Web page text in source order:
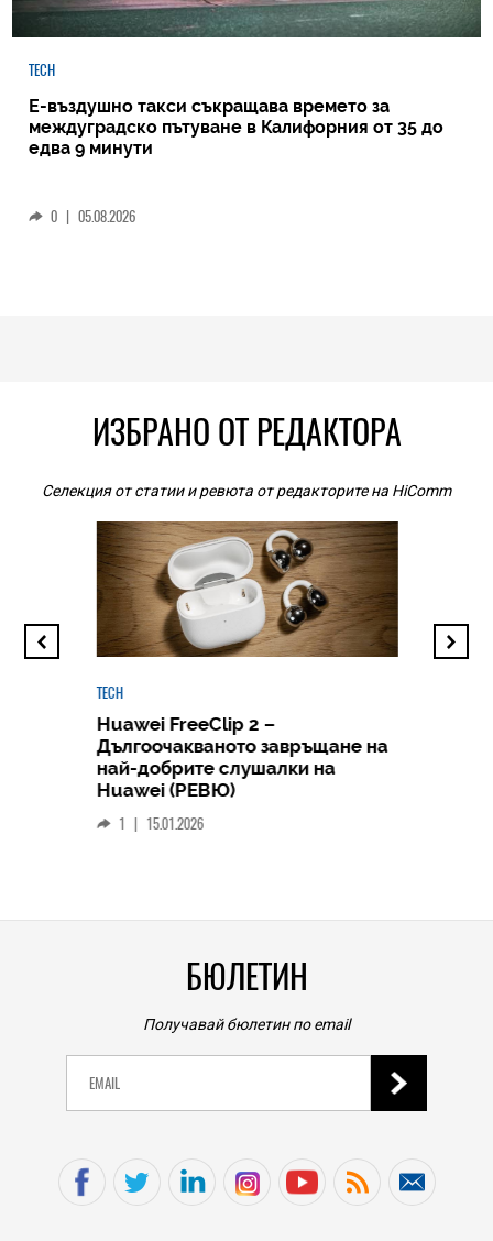
TECH
Е-въздушно такси съкращава времето за
междуградско пътуване в Калифорния от 35 до
едва 9 минути
0 | 05.08.2026
ИЗБРАНО ОТ РЕДАКТОРА
Селекция от статии и ревюта от редакторите на HiComm
TECH
Huawei FreeClip 2 –
Дългоочакваното завръщане на
най-добрите слушалки на
Huawei (РЕВЮ)
1 | 15.01.2026
БЮЛЕТИН
Получавай бюлетин по email